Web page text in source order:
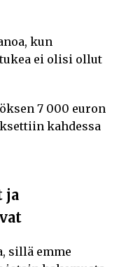
kun
ei olisi ollut
7 000 euron
kahdessa
ja
sillä emme